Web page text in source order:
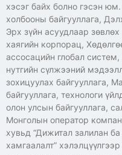
хэсэг байх болно гэсэн
холбооны байгууллага,
Эрх зүйн асуудлаар
хаягийн корпорац,
ассосацийн глобал
нутгийн сүлжээний
зохицуулах байгууллага,
байгууллага, технологи
олон улсын байгууллага,
Монголын оператор
хувьд “Дижитал залилан
хамгаалалт”